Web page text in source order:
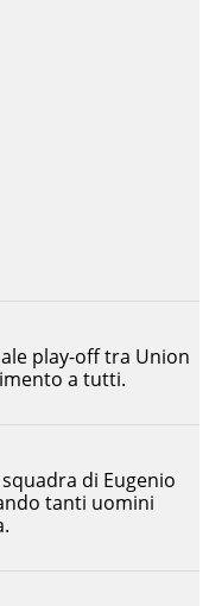
di Eugenio
tanti uomini
play-off tra Union
a tutti.